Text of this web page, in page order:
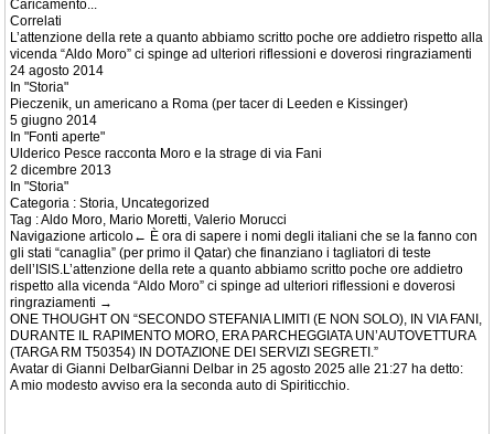
Caricamento...
Correlati
L’attenzione della rete a quanto abbiamo scritto poche ore addietro rispetto alla
vicenda “Aldo Moro” ci spinge ad ulteriori riflessioni e doverosi ringraziamenti
24 agosto 2014
In "Storia"
Pieczenik, un americano a Roma (per tacer di Leeden e Kissinger)
5 giugno 2014
In "Fonti aperte"
Ulderico Pesce racconta Moro e la strage di via Fani
2 dicembre 2013
In "Storia"
Categoria : Storia, Uncategorized
Tag : Aldo Moro, Mario Moretti, Valerio Morucci
Navigazione articolo← È ora di sapere i nomi degli italiani che se la fanno con
gli stati “canaglia” (per primo il Qatar) che finanziano i tagliatori di teste
dell’ISIS.L’attenzione della rete a quanto abbiamo scritto poche ore addietro
rispetto alla vicenda “Aldo Moro” ci spinge ad ulteriori riflessioni e doverosi
ringraziamenti →
ONE THOUGHT ON “SECONDO STEFANIA LIMITI (E NON SOLO), IN VIA FANI,
DURANTE IL RAPIMENTO MORO, ERA PARCHEGGIATA UN’AUTOVETTURA
(TARGA RM T50354) IN DOTAZIONE DEI SERVIZI SEGRETI.”
Avatar di Gianni DelbarGianni Delbar in 25 agosto 2025 alle 21:27 ha detto:
A mio modesto avviso era la seconda auto di Spiriticchio.